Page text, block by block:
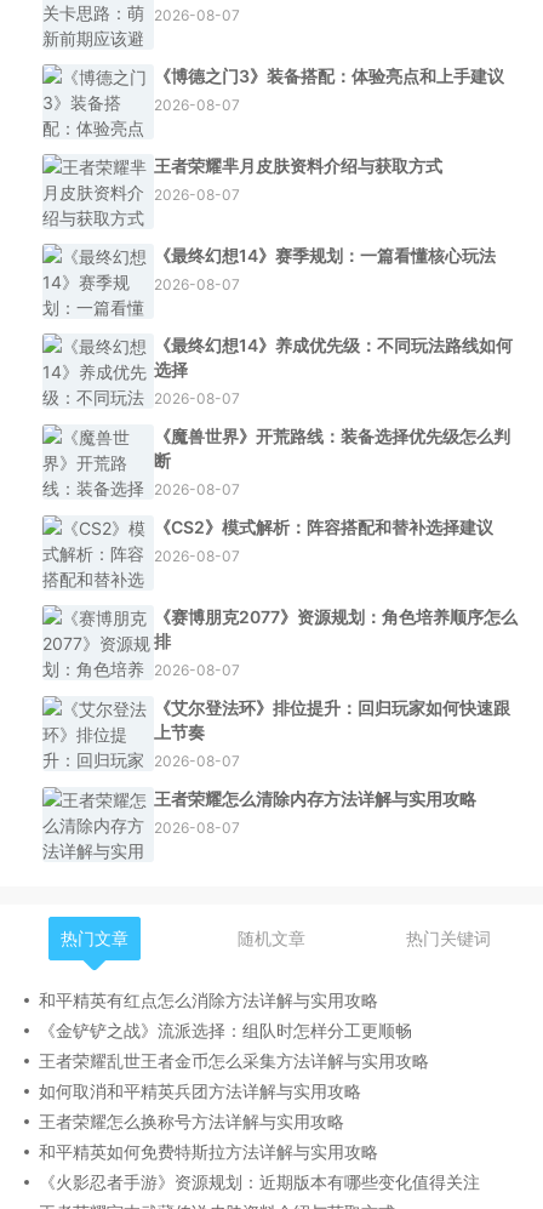
2026-08-07
《博德之门3》装备搭配：体验亮点和上手建议
2026-08-07
王者荣耀芈月皮肤资料介绍与获取方式
2026-08-07
《最终幻想14》赛季规划：一篇看懂核心玩法
2026-08-07
《最终幻想14》养成优先级：不同玩法路线如何
选择
2026-08-07
《魔兽世界》开荒路线：装备选择优先级怎么判
断
2026-08-07
《CS2》模式解析：阵容搭配和替补选择建议
2026-08-07
《赛博朋克2077》资源规划：角色培养顺序怎么
排
2026-08-07
《艾尔登法环》排位提升：回归玩家如何快速跟
上节奏
2026-08-07
王者荣耀怎么清除内存方法详解与实用攻略
2026-08-07
热门文章 随机文章 热门关键词
和平精英有红点怎么消除方法详解与实用攻略
《金铲铲之战》流派选择：组队时怎样分工更顺畅
王者荣耀乱世王者金币怎么采集方法详解与实用攻略
如何取消和平精英兵团方法详解与实用攻略
王者荣耀怎么换称号方法详解与实用攻略
和平精英如何免费特斯拉方法详解与实用攻略
《火影忍者手游》资源规划：近期版本有哪些变化值得关注